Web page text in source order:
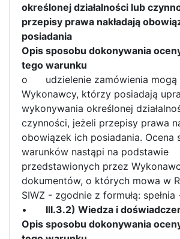
określonej działalności lub
przepisy prawa nakładają
posiadania
Opis sposobu dokonywania
tego warunku
o
udzielenie zamówienia
Wykonawcy, którzy posiadają
wykonywania określonej
czynności, jeżeli przepisy prawa
obowiązek ich posiadania. Ocena
warunków nastąpi na podstawie
przedstawionych przez
dokumentów, o których mowa w
SIWZ - zgodnie z formułą: spełnia
•
III.3.2) Wiedza i
Opis sposobu dokonywania